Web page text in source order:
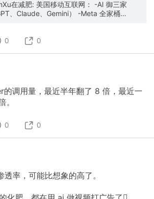
在减肥: 美国移动互联网： -AI 御三家
、Claude、Gemini） -Meta 全家桶
、GMaps等） 和其他（比如 Temu
0 0
调用量，最近半年翻了 8 倍，最近一
。
0 0
透率，可能比想象的高了。